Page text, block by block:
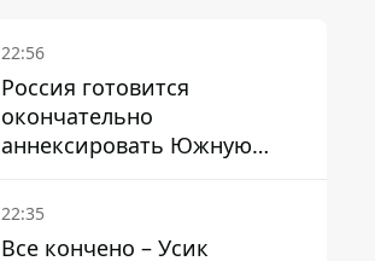
22:56
Россия готовится
окончательно
аннексировать Южную
Осетию – страны НАТО
обеспокоены
22:35
Все кончено – Усик